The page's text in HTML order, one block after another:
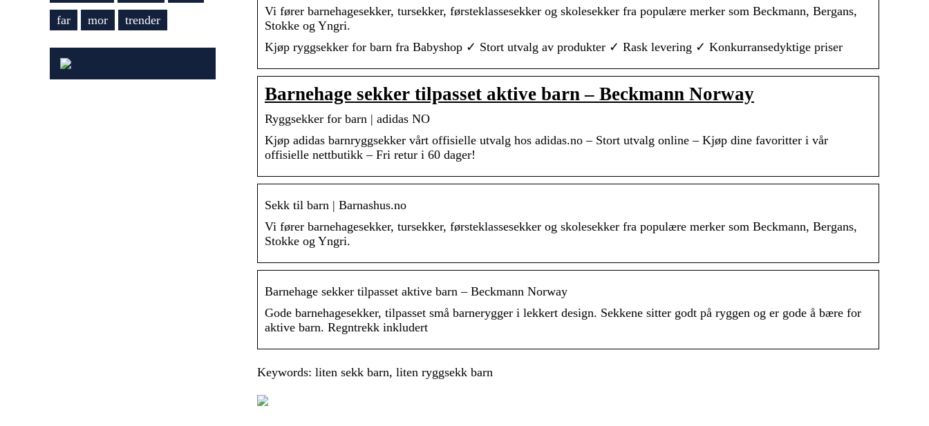
Vi fører barnehagesekker, tursekker, førsteklassesekker og skolesekker fra populære merker som Beckmann, Bergans,
Stokke og Yngri.
Kjøp ryggsekker for barn fra Babyshop ✓ Stort utvalg av produkter ✓ Rask levering ✓ Konkurransedyktige priser
Barnehage sekker tilpasset aktive barn – Beckmann Norway
Ryggsekker for barn | adidas NO
Kjøp adidas barnryggsekker vårt offisielle utvalg hos adidas.no – Stort utvalg online – Kjøp dine favoritter i vår
offisielle nettbutikk – Fri retur i 60 dager!
Sekk til barn | Barnashus.no
Vi fører barnehagesekker, tursekker, førsteklassesekker og skolesekker fra populære merker som Beckmann, Bergans,
Stokke og Yngri.
Barnehage sekker tilpasset aktive barn – Beckmann Norway
Gode barnehagesekker, tilpasset små barnerygger i lekkert design. Sekkene sitter godt på ryggen og er gode å bære for
aktive barn. Regntrekk inkludert
Keywords: liten sekk barn, liten ryggsekk barn
far
mor trender